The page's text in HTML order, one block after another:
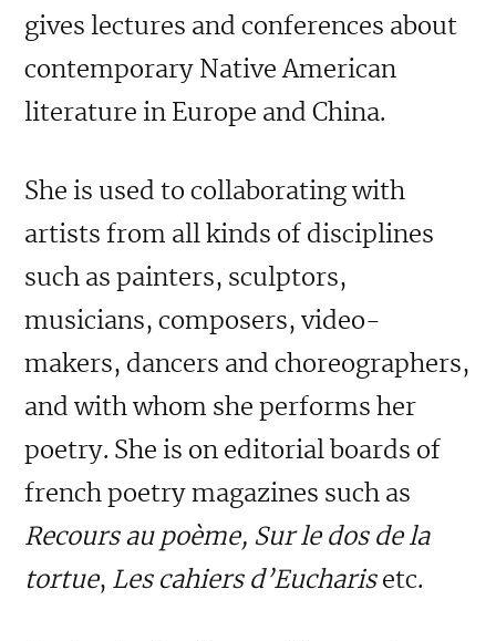
gives lectures and conferences about
contemporary Native American
literature in Europe and China.
She is used to collaborating with
artists from all kinds of disciplines
such as painters, sculptors,
musicians, composers, video-
makers, dancers and choreographers,
and with whom she performs her
poetry. She is on editorial boards of
french poetry magazines such as
Recours au poème, Sur le dos de la
tortue, Les cahiers d’Eucharisetc.